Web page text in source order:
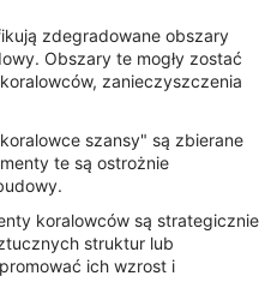
zdegradowane obszary
Obszary te mogły zostać
zanieczyszczenia
szansy" są zbierane
te są ostrożnie
koralowców są strategicznie
struktur lub
ich wzrost i